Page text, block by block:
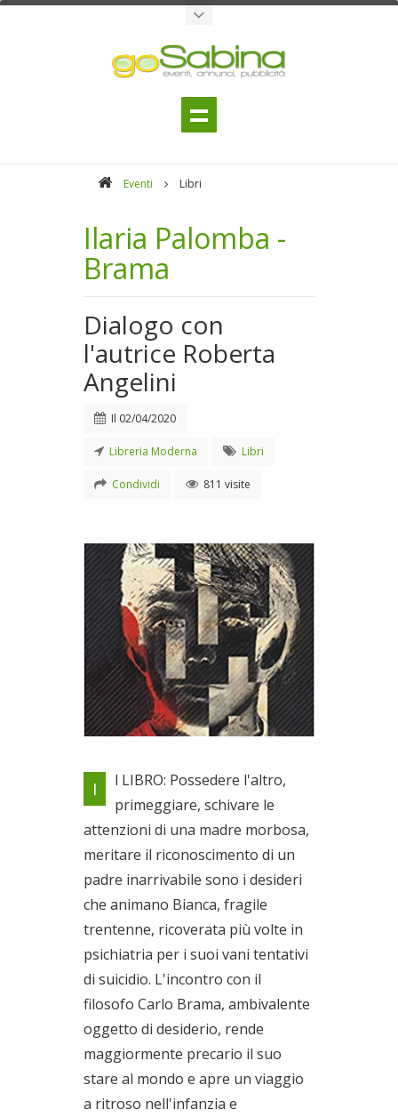
Eventi Libri
Ilaria Palomba -
Brama
Dialogo con
l'autrice Roberta
Angelini
Il 02/04/2020
Libreria Moderna Libri
Condividi 811 visite
Angelini
Il 02/04/2020
I
l LIBRO: Possedere l'altro,
primeggiare, schivare le
attenzioni di una madre morbosa,
meritare il riconoscimento di un
padre inarrivabile sono i desideri
che animano Bianca, fragile
trentenne, ricoverata più volte in
psichiatria per i suoi vani tentativi
di suicidio. L'incontro con il
filosofo Carlo Brama, ambivalente
oggetto di desiderio, rende
maggiormente precario il suo
stare al mondo e apre un viaggio
a ritroso nell'infanzia e